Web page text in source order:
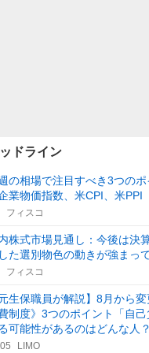
ドライン
の相場で注目すべき3つのポ
業物価指数、米CPI、米PPI
フィスコ
株式市場見通し：今後は決
た選別物色の動きが強まっ
フィスコ
生保職員が解説】8月から
制度》3つのポイント「自己
可能性があるのはどんな人？
LIMO